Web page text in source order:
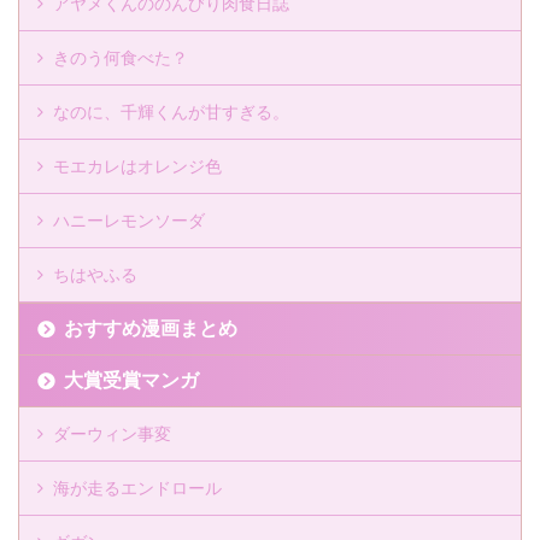
きのう何食べた？
なのに、千輝くんが甘すぎる。
モエカレはオレンジ色
ハニーレモンソーダ
ちはやふる
おすすめ漫画まとめ
大賞受賞マンガ
ダーウィン事変
海が走るエンドロール